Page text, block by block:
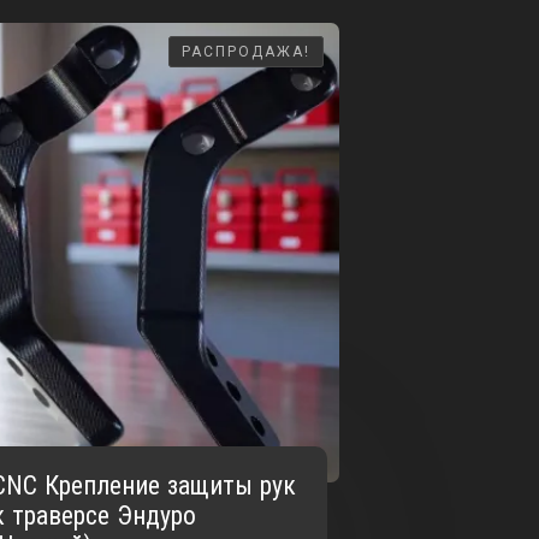
РАСПРОДАЖА!
РАСПРОДАЖА!
Крепление защиты рук
траверсе Эндуро